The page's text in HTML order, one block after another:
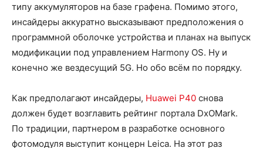
типу аккумуляторов на базе графена. Помимо этого,
инсайдеры аккуратно высказывают предположения о
программной оболочке устройства и планах на выпуск
модификации под управлением Harmony OS. Ну и
конечно же вездесущий 5G. Но обо всём по порядку.
Как предполагают инсайдеры, Huawei P40 снова
должен будет возглавить рейтинг портала DxOMark.
По традиции, партнером в разработке основного
фотомодуля выступит концерн Leica. На этот раз